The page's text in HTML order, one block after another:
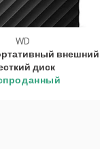
WD
внешний
диск